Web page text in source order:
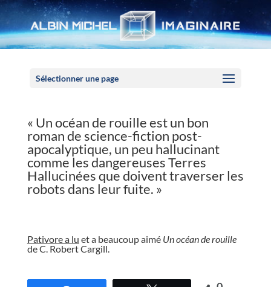
Sélectionner une page
« Un océan de rouille est un bon
roman de science-fiction post-
apocalyptique, un peu hallucinant
comme les dangereuses Terres
Hallucinées que doivent traverser les
robots dans leur fuite. »
Pativore a lu et a beaucoup aimé Un océan de rouille
de C. Robert Cargill.
Panneau de gestion des cookies